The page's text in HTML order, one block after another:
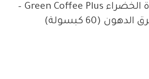
كبسولات القهوة الخضراء Green Coffee Plus –
(60 كبسولة)